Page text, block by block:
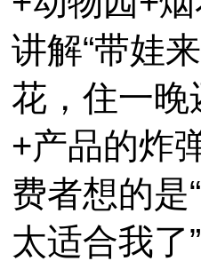
讲解“带娃
花，住一晚
+产品的炸
费者想的是
太适合我了”